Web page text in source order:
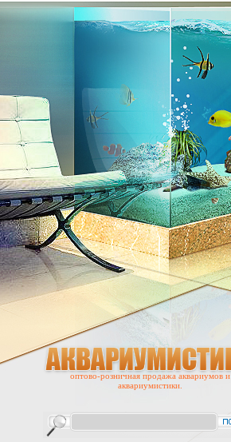
оптово-розничная продажа аквариумов и
аквариумистики.